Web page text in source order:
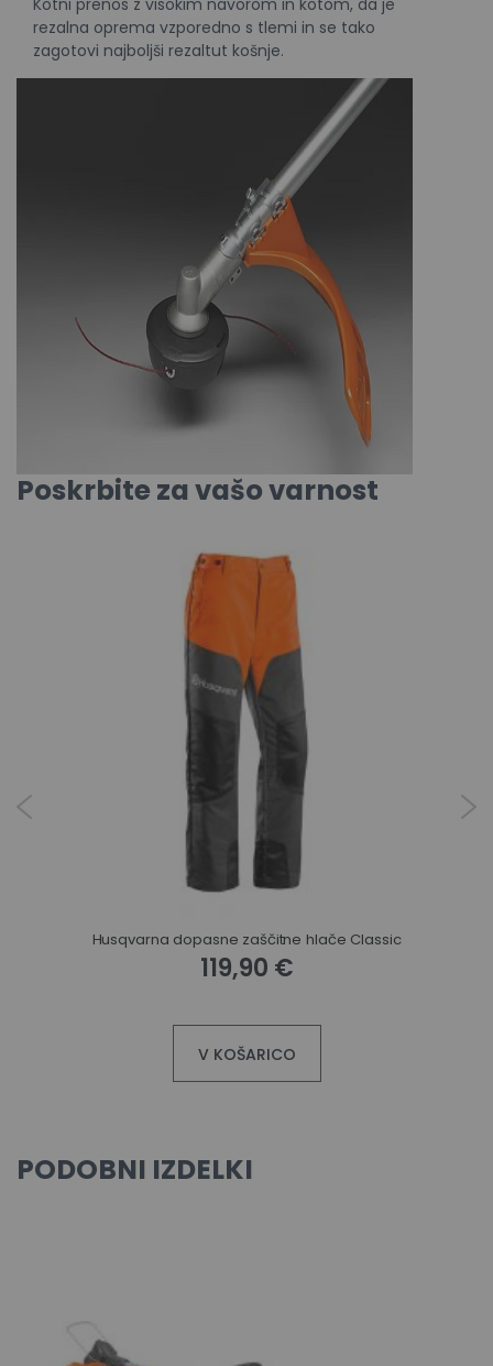
Kotni prenos z visokim navorom in kotom, da je
rezalna oprema vzporedno s tlemi in se tako
zagotovi najboljši rezaltut košnje.
Poskrbite za vašo varnost
Husqvarna dopasne zaščitne hlače Classic
119,90 €
V KOŠARICO
PODOBNI IZDELKI